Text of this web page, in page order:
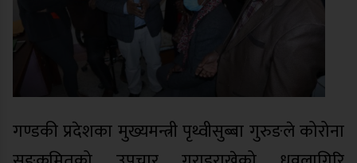
गण्डकी प्रदेशका मुख्यमन्त्री पृथ्वीसुब्बा गुरुङले कोरोना